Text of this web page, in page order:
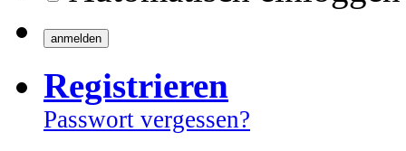
Registrieren
Passwort vergessen?